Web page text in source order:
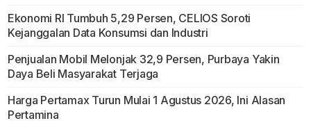
Ekonomi RI Tumbuh 5,29 Persen, CELIOS Soroti
Kejanggalan Data Konsumsi dan Industri
Penjualan Mobil Melonjak 32,9 Persen, Purbaya Yakin
Daya Beli Masyarakat Terjaga
Harga Pertamax Turun Mulai 1 Agustus 2026, Ini Alasan
Pertamina